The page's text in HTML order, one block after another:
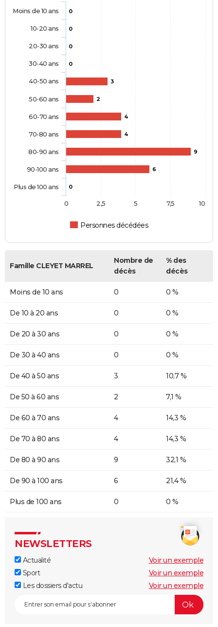
0
0
0
0
3
2
4
4
9
6
0
Personnes décédées
Moins de 10 ans
10-20 ans
20-30 ans
30-40 ans
40-50 ans
50-60 ans
60-70 ans
70-80 ans
80-90 ans
90-100 ans
Plus de 100 ans
0 10
2,5 5 7,5
Famille CLEYET MARREL
Nombre de
décès
% des
décès
Moins de 10 ans 0 0 %
De 10 à 20 ans 0 0 %
De 20 à 30 ans 0 0 %
De 30 à 40 ans 0 0 %
De 40 à 50 ans 3 10,7 %
De 50 à 60 ans 2 7,1 %
De 60 à 70 ans 4 14,3 %
De 70 à 80 ans 4 14,3 %
De 80 à 90 ans 9 32,1 %
De 90 à 100 ans 6 21,4 %
Plus de 100 ans 0 0 %
NEWSLETTERS
Actualité
Voir un exemple
Sport
Voir un exemple
Les dossiers d'actu
Voir un exemple